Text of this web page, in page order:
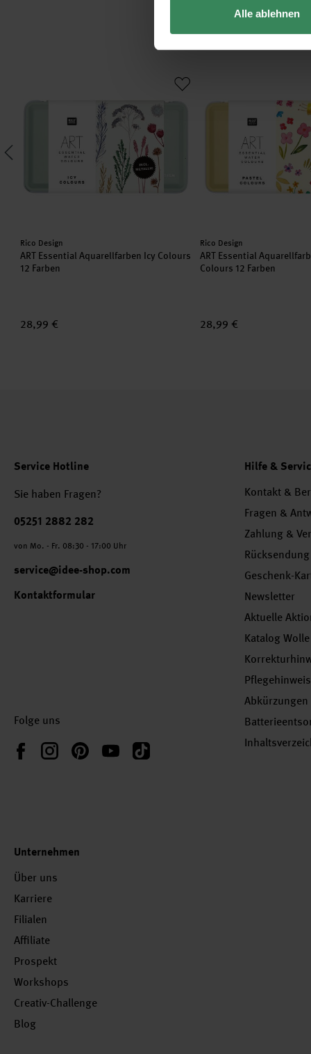
Alle ablehnen
Hersteller:
Rico Design
ART Essential Aquarellfarben Icy Colours
12 Farben
28,99 €
Hersteller:
Rico Design
ART Essential
Colours 12 Farben
28,99 €
Service Hotline
Sie haben Fragen?
Telefonnummer
05251 2882 282
von Mo. - Fr. 08:30 - 17:00 Uhr
service@idee-shop.com
Kontaktformular
Folge uns
FacebookInstagramPinterestYouTubeTikTok
Hilfe &
Kontakt &
Fragen &
Zahlung &
Rücksendung
Geschenk-
Newsletter
Aktuelle
Katalog
Abkürzungen
Unternehmen
Über uns
Karriere
Filialen
Affiliate
Prospekt
Workshops
Creativ-Challenge
Blog